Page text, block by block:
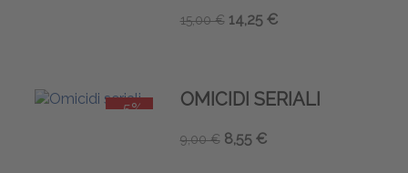
15,00 € 14,25 €
-5% OMICIDI SERIALI
9,00 € 8,55 €